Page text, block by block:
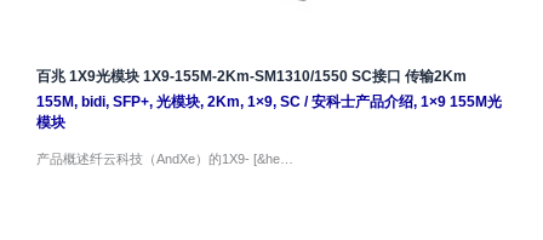
百兆 1X9光模块 1X9-155M-2Km-SM1310/1550 SC接口 传输2Km
155M, bidi, SFP+, 光模块, 2Km, 1×9, SC/安科士产品介绍, 1×9 155M光
模块
产品概述纤云科技（AndXe）的1X9- [&he…